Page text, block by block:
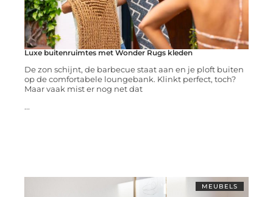
Luxe buitenruimtes met Wonder Rugs kleden
De zon schijnt, de barbecue staat aan en je ploft buiten
op de comfortabele loungebank. Klinkt perfect, toch?
Maar vaak mist er nog net dat
...
MEUBELS